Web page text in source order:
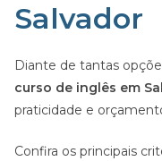
Salvador
Diante de tantas
curso de inglês em
praticidade e
Confira os principais